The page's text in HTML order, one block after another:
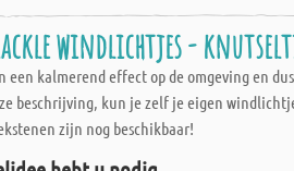
windlichtjes -
een kalmerend effect op de omgeving en
beschrijving, kun je zelf je eigen
zijn nog beschikbaar!